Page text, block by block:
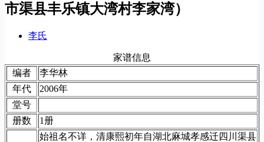
市渠县丰乐镇大湾村李家湾）
李氏
家谱信息
编者
李华林
年代
2006年
堂号
册数
1册
始祖名不详，清康熙初年自湖北麻城孝感迁四川渠县